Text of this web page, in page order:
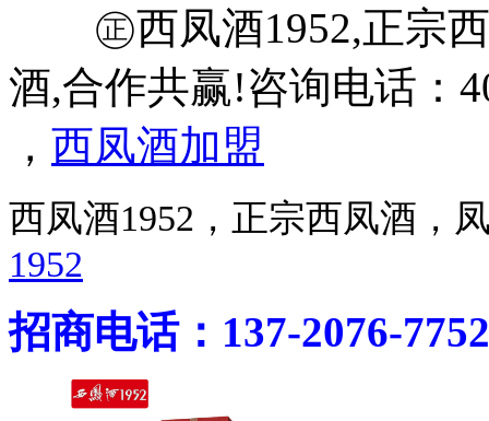
㊣西凤酒1952,正宗西
酒,合作共赢!咨询电话：
， 西凤酒加盟
西凤酒1952，正宗西凤酒
1952
招商电话：137-2076-7752